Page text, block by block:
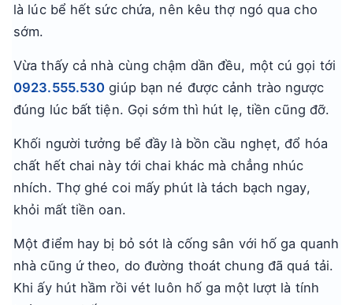
là lúc bể hết sức chứa, nên kêu thợ ngó qua cho
sớm.
Vừa thấy cả nhà cùng chậm dần đều, một cú gọi tới
0923.555.530 giúp bạn né được cảnh trào ngược
đúng lúc bất tiện. Gọi sớm thì hút lẹ, tiền cũng đỡ.
Khối người tưởng bể đầy là bồn cầu nghẹt, đổ hóa
chất hết chai này tới chai khác mà chẳng nhúc
nhích. Thợ ghé coi mấy phút là tách bạch ngay,
khỏi mất tiền oan.
Một điểm hay bị bỏ sót là cống sân với hố ga quanh
nhà cũng ứ theo, do đường thoát chung đã quá tải.
Khi ấy hút hầm rồi vét luôn hố ga một lượt là tính